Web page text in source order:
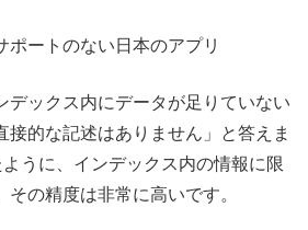
ポートのない日本のアプリ
デックス内にデータが足りていない
接的な記述はありません」と答えま
うに、インデックス内の情報に限
の精度は非常に高いです。